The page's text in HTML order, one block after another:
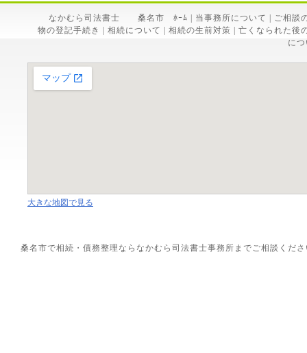
なかむら司法書士 桑名市 ﾎｰﾑ 当事務所について
ご相談
物の登記手続き
相続について 相続の生前対策
亡くなられた後
に
大きな地図で見る
桑名市で相続・債務整理ならなかむら司法書士事務所までご相談く